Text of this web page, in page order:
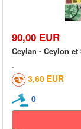
90,00 EUR
Ceylan - Ceylon
3,60 EUR
0